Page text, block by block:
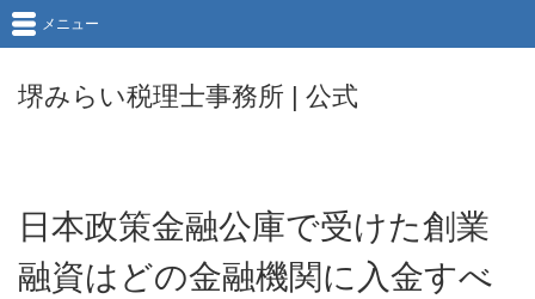
堺みらい税理士事務所 | 公式
メニュー
日本政策金融公庫で受けた創業
融資はどの金融機関に入金すべ